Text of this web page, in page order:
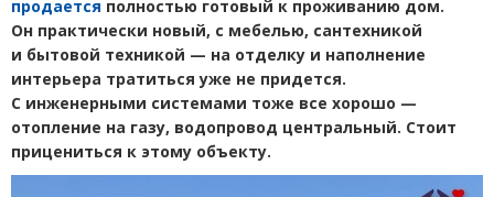
продается полностью готовый к проживанию дом.
Он практически новый, с мебелью, сантехникой
и бытовой техникой — на отделку и наполнение
интерьера тратиться уже не придется.
С инженерными системами тоже все хорошо —
отопление на газу, водопровод центральный. Стоит
прицениться к этому объекту.